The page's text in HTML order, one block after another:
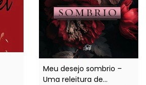
Meu desejo sombrio –
Uma releitura de